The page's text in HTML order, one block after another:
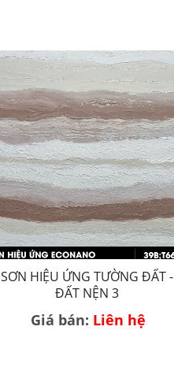
SƠN HIỆU ỨNG TƯỜNG ĐẤT -
ĐẤT NỆN 3
Giá bán: Liên hệ